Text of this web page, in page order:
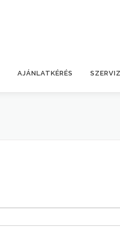
AJÁNLATKÉRÉS SZERVIZ